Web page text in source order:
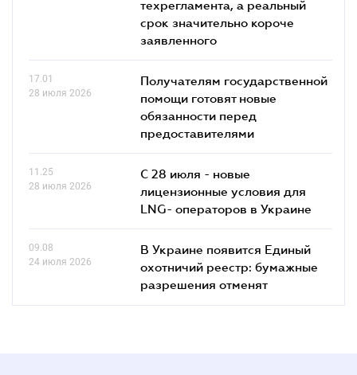
техрегламента, а реальный
срок значительно короче
заявленного
17.01
28 июля 2026
Получателям государственной
помощи готовят новые
обязанности перед
предоставителями
11.25
28 июля 2026
С 28 июля - новые
лицензионные условия для
LNG- операторов в Украине
09.08
24 июля 2026
В Украине появится Единый
охотничий реестр: бумажные
разрешения отменят